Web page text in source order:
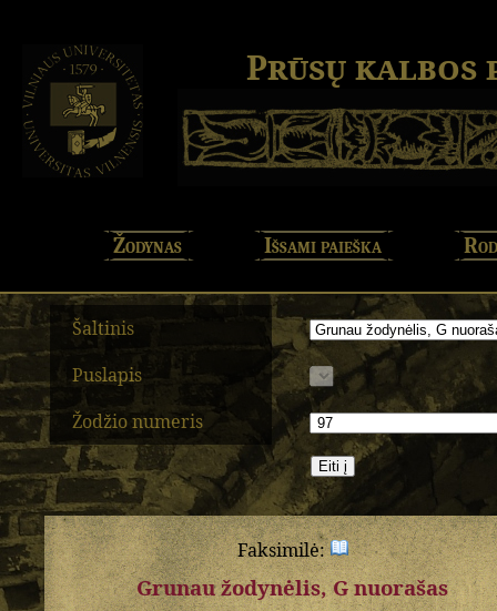
Prūsų kalbos
Žodynas Išsami paieška
Šaltinis
Puslapis
Žodžio numeris
Faksimilė:
Grunau žodynėlis, G nuorašas